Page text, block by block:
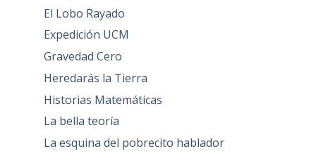
El Lobo Rayado
Expedición UCM
Gravedad Cero
Heredarás la Tierra
Historias Matemáticas
La bella teoría
La esquina del pobrecito hablador